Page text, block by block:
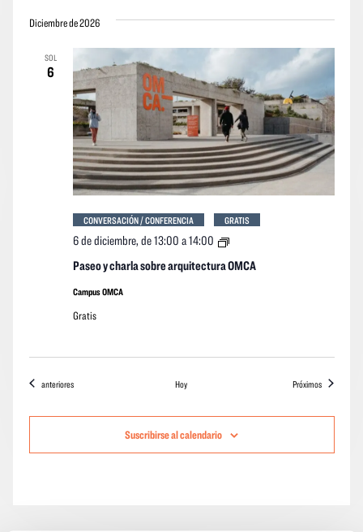
Diciembre de 2026
SOL
6
Paseo y charla sobre arquitectura OMCA
6 de diciembre, de 13:00 a14:00
Paseo
charla
CONVERSACIÓN / CONFERENCIA GRATIS
Campus OMCA
Gratis
Eventos
anteriores Hoy Próximoseventos
Suscribirse al calendario